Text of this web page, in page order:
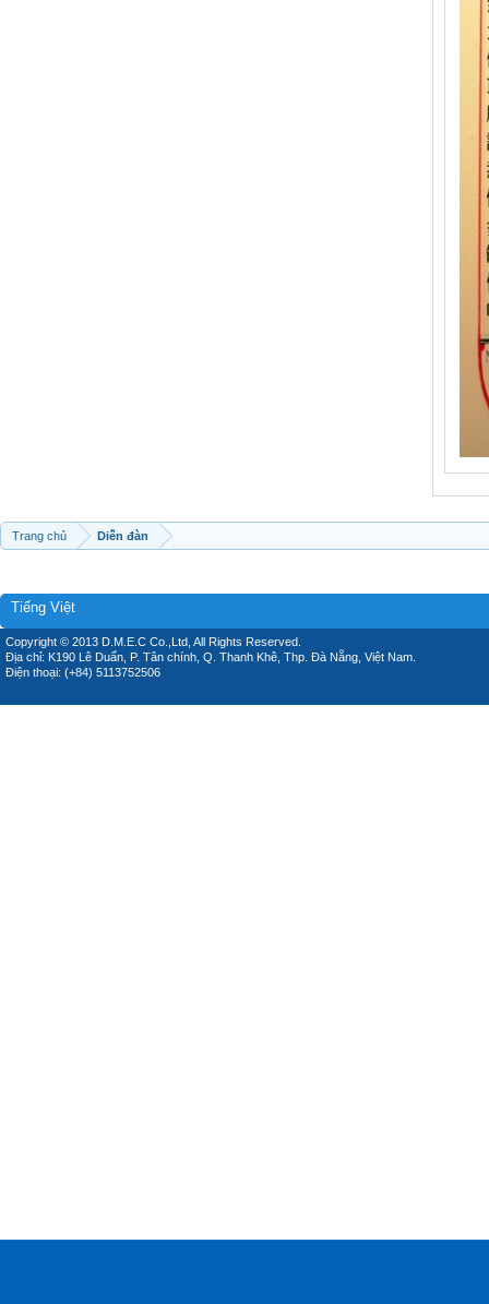
Trang chủ Diễn đàn
Tiếng Việt
Copyright © 2013 D.M.E.C Co.,Ltd, All Rights Reserved.
Địa chỉ: K190 Lê Duẩn, P. Tân chính, Q. Thanh Khê, Thp. Đà Nẵng, Việt Nam.
Điện thoại: (+84) 5113752506